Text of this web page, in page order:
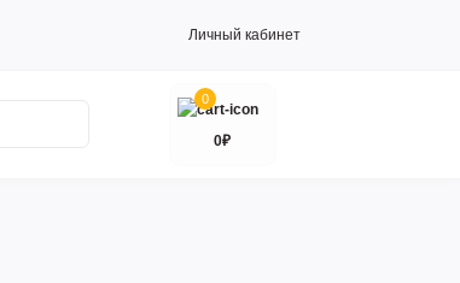
Личный кабинет
0
0₽